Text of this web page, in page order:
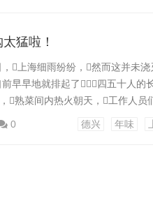
猛啦！
上海细雨纷纷，然而这并未
早早地就排起了四五十人的长
熟菜间内热火朝天，工作人员
酱的诱人香气，那是本帮菜独有
0 德兴 年味